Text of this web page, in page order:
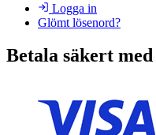
Logga in
Glömt lösenord?
Betala säkert med